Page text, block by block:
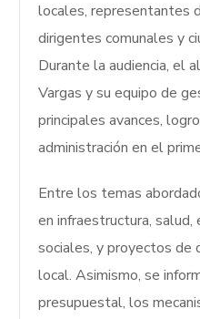
locales, representantes
dirigentes comunales y
Durante la audiencia, el
Vargas y su equipo de
principales avances,
administración en el
Entre los temas
en infraestructura, salud,
sociales, y proyectos de
local. Asimismo, se
presupuestal, los